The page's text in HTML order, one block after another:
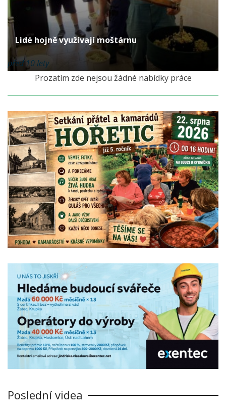
Lidé hojně využívají moštárnu
před 10 lety
Prozatím zde nejsou žádné nabídky práce
Poslední videa